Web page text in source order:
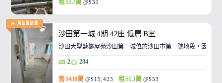
租 $1.7萬 @$31
黃金置頂盤
沙田第一城 4期 42座 低層 B室
沙田大型藍籌屋苑沙田第一城位於沙田市第一號地段，因此
2 284
售 $438萬 @$15,423 租 $1.5萬 @$53